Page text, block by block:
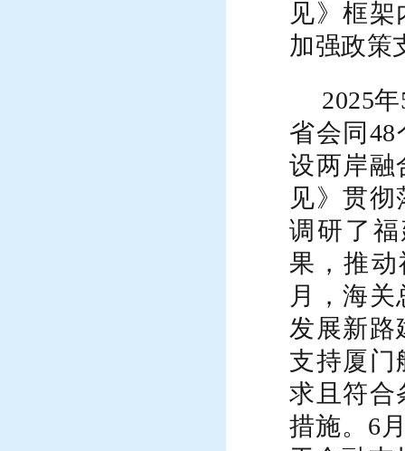
见》框
加强政策
2025年
省会同 48
设两岸融
见》贯
调研了
果 ，推动
月，海关
发展新路
支持厦门
求且符合
措施。 6